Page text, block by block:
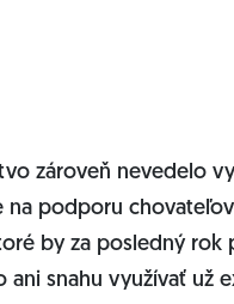
zároveň nevedelo
na podporu
by za posledný rok
ani snahu využívať už